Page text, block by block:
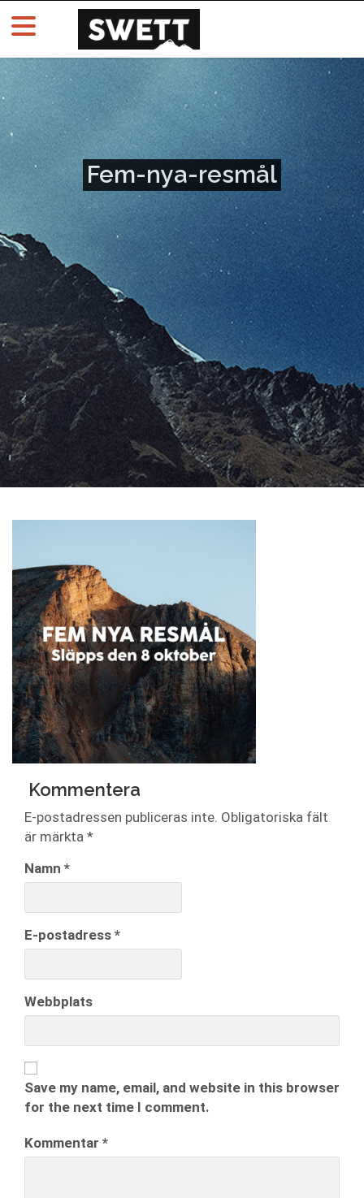
Fem-nya-resmål
Kommentera
E-postadressen publiceras inte. Obligatoriska fält
är märkta *
Namn *
E-postadress *
Webbplats
Save my name, email, and website in this browser
for the next time I comment.
Kommentar *